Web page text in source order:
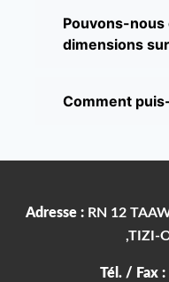
Pouvons-
dimensions
Comment
Adresse : RN 12
,TIZI-
Tél. / Fax :